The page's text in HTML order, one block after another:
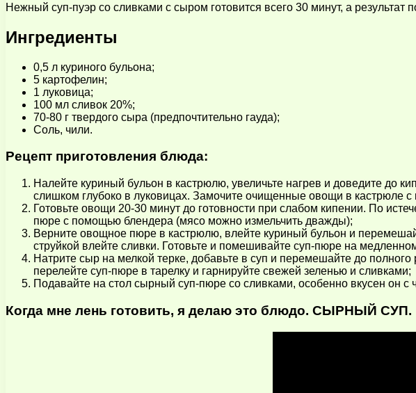
Нежный суп-пуэр со сливками с сыром готовится всего 30 минут, а результат
Ингредиенты
0,5 л куриного бульона;
5 картофелин;
1 луковица;
100 мл сливок 20%;
70-80 г твердого сыра (предпочтительно гауда);
Соль, чили.
Рецепт приготовления блюда:
Налейте куриный бульон в кастрюлю, увеличьте нагрев и доведите до
слишком глубоко в луковицах. Замочите очищенные овощи в кастрюле
Готовьте овощи 20-30 минут до готовности при слабом кипении. По
пюре с помощью блендера (мясо можно измельчить дважды);
Верните овощное пюре в кастрюлю, влейте куриный бульон и
струйкой влейте сливки. Готовьте и помешивайте суп-пюре на
Натрите сыр на мелкой терке, добавьте в суп и перемешайте до
перелейте суп-пюре в тарелку и гарнируйте свежей зеленью и сливками;
Подавайте на стол сырный суп-пюре со сливками, особенно вкусен он
Когда мне лень готовить, я делаю это блюдо. СЫРНЫЙ СУП.